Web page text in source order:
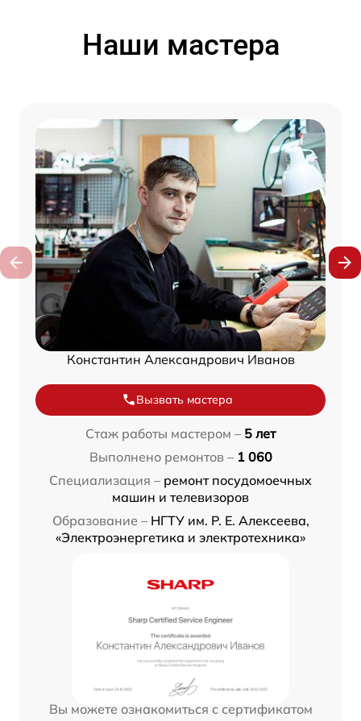
Наши мастера
Константин Александрович Иванов
Вызвать мастера
Стаж работы мастером – 5 лет
Выполнено ремонтов – 1 060
Специализация – ремонт посудомоечных
машин и телевизоров
Образование – НГТУ им. Р. Е. Алексеева,
«Электроэнергетика и электротехника»
Вы можете ознакомиться с сертификатом